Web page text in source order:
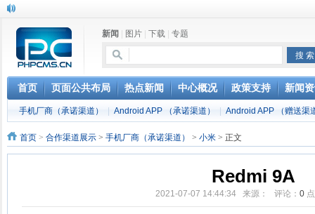
新闻 图片 下载 专题
首页 页面公共布局 热点新闻 中心概况 政策支持 新闻
手机厂商（承诺渠道） Android APP （承诺渠道） Android APP （赠送渠
首页 > 合作渠道展示 > 手机厂商（承诺渠道） > 小米 > 正文
Redmi 9A
2021-07-07 14:44:34 来源： 评论： 0点